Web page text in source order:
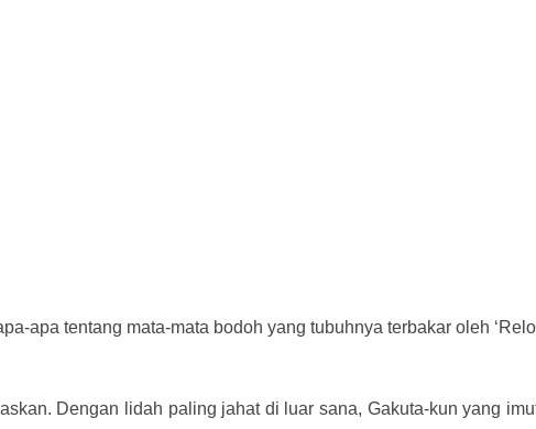
apa tentang mata-mata bodoh yang tubuhnya terbakar oleh
Dengan lidah paling jahat di luar sana, Gakuta-kun yang